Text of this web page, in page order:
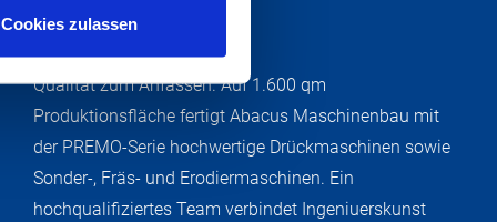
Cookies zulassen
FIRMENPROFIL
Qualität zum Anfassen. Auf 1.600 qm
Produktionsfläche fertigt Abacus Maschinenbau mit
der PREMO-Serie hochwertige Drückmaschinen sowie
Sonder-, Fräs- und Erodiermaschinen. Ein
hochqualifiziertes Team verbindet Ingeniuerskunst